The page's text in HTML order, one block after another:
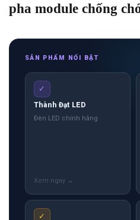
pha module chống
SẢN PHẨM NỔI BẬT
✓
Thành Đạt LED
Đèn LED chính hãng
✓